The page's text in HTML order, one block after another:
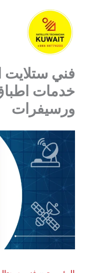
المحتوى
خدمات
ورسيفرات